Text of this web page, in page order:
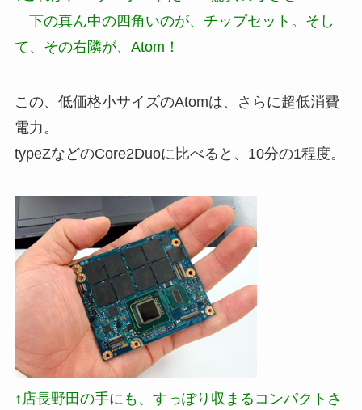
下の真ん中の四角いのが、チップセット。そし
て、その右隣が、Atom！
この、低価格小サイズのAtomは、さらに超低消費
電力。
typeZなどのCore2Duoに比べると、10分の1程度。
↑店長野田の手にも、すっぽり収まるコンパクトさ